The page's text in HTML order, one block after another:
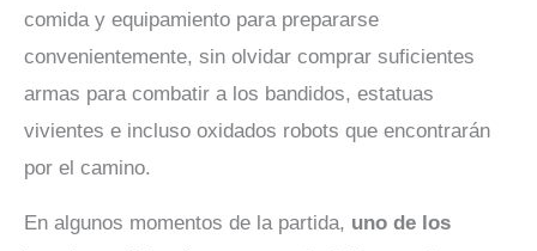
comida y equipamiento para prepararse
convenientemente, sin olvidar comprar suficientes
armas para combatir a los bandidos, estatuas
vivientes e incluso oxidados robots que encontrarán
por el camino.
En algunos momentos de la partida, uno de los